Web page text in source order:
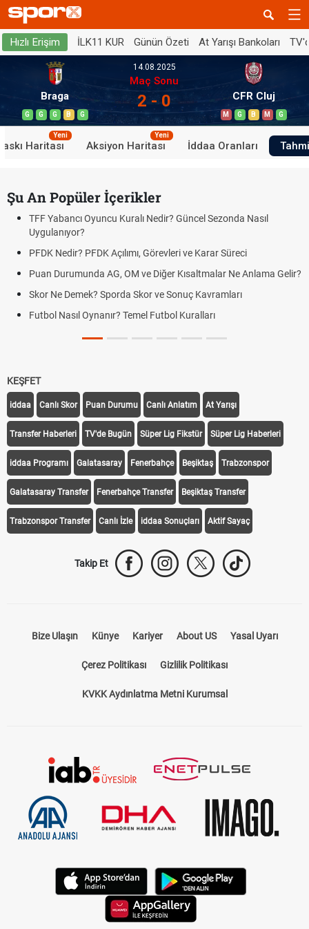
Hızlı Erişim İLK11 KUR Günün Özeti At Yarışı Bankoları
Braga
G G G B G
14.08.2025
Maç Sonu
2 - 0 CFR Cluj
M G B M G
Haritası
Yeni
Aksiyon Haritası
Yeni
İddaa Oranları
Şu An Popüler İçerikler
TFF Yabancı Oyuncu Kuralı Nedir? Güncel Sezonda Nasıl
Uygulanıyor?
PFDK Nedir? PFDK Açılımı, Görevleri ve Karar Süreci
Puan Durumunda AG, OM ve Diğer Kısaltmalar Ne Anlama Gelir?
Skor Ne Demek? Sporda Skor ve Sonuç Kavramları
Futbol Nasıl Oynanır? Temel Futbol Kuralları
KEŞFET
iddaa Canlı Skor Puan Durumu Canlı Anlatım At Yarışı
Transfer Haberleri TV'de Bugün Süper Lig Fikstür Süper Lig Haberleri
iddaa Programı Galatasaray Fenerbahçe Beşiktaş Trabzonspor
Galatasaray Transfer Fenerbahçe Transfer Beşiktaş Transfer
Trabzonspor Transfer Canlı İzle iddaa Sonuçları Aktif Sayaç
Takip Et
Bize Ulaşın Künye Kariyer About US Yasal Uyarı
Çerez Politikası Gizlilik Politikası
KVKK Aydınlatma Metni Kurumsal